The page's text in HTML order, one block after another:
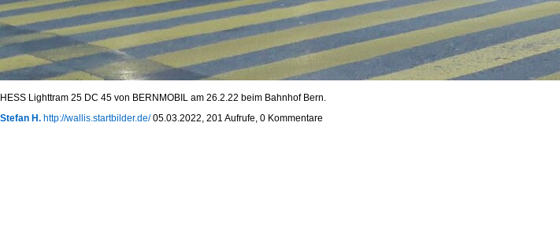
HESS Lighttram 25 DC 45 von BERNMOBIL am 26.2.22 beim Bahnhof Bern.
Stefan H. http://wallis.startbilder.de/ 05.03.2022, 201 Aufrufe, 0 Kommentare